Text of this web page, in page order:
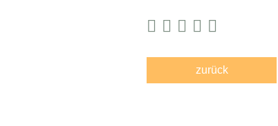
zurück